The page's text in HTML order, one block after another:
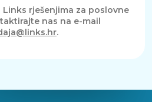
rješenjima za poslovne
nas na e-mail
.